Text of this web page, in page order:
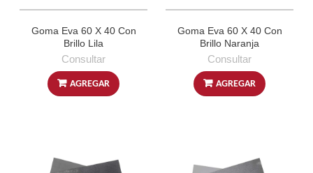
Goma Eva 60 X 40 Con
Brillo Lila
Consultar
AGREGAR
Goma Eva 60 X 40 Con
Brillo Naranja
Consultar
AGREGAR